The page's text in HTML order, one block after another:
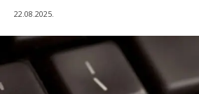
22.08.2025.